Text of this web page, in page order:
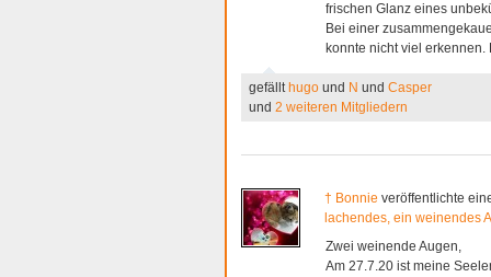
frischen Glanz eines
Bei einer
konnte nicht viel
gefällt hugo und N und Casper
und 2 weiteren Mitgliedern
† Bonnie veröffentlichte
lachendes, ein weinendes
Zwei weinende Augen,
Am 27.7.20 ist meine